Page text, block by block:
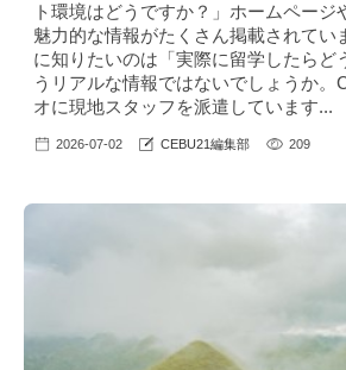
ト環境はどうですか？」ホームページ
魅力的な情報がたくさん掲載されてい
に知りたいのは「実際に留学したらど
うリアルな情報ではないでしょうか。
オに現地スタッフを派遣しています...
2026-07-02 CEBU21編集部 209